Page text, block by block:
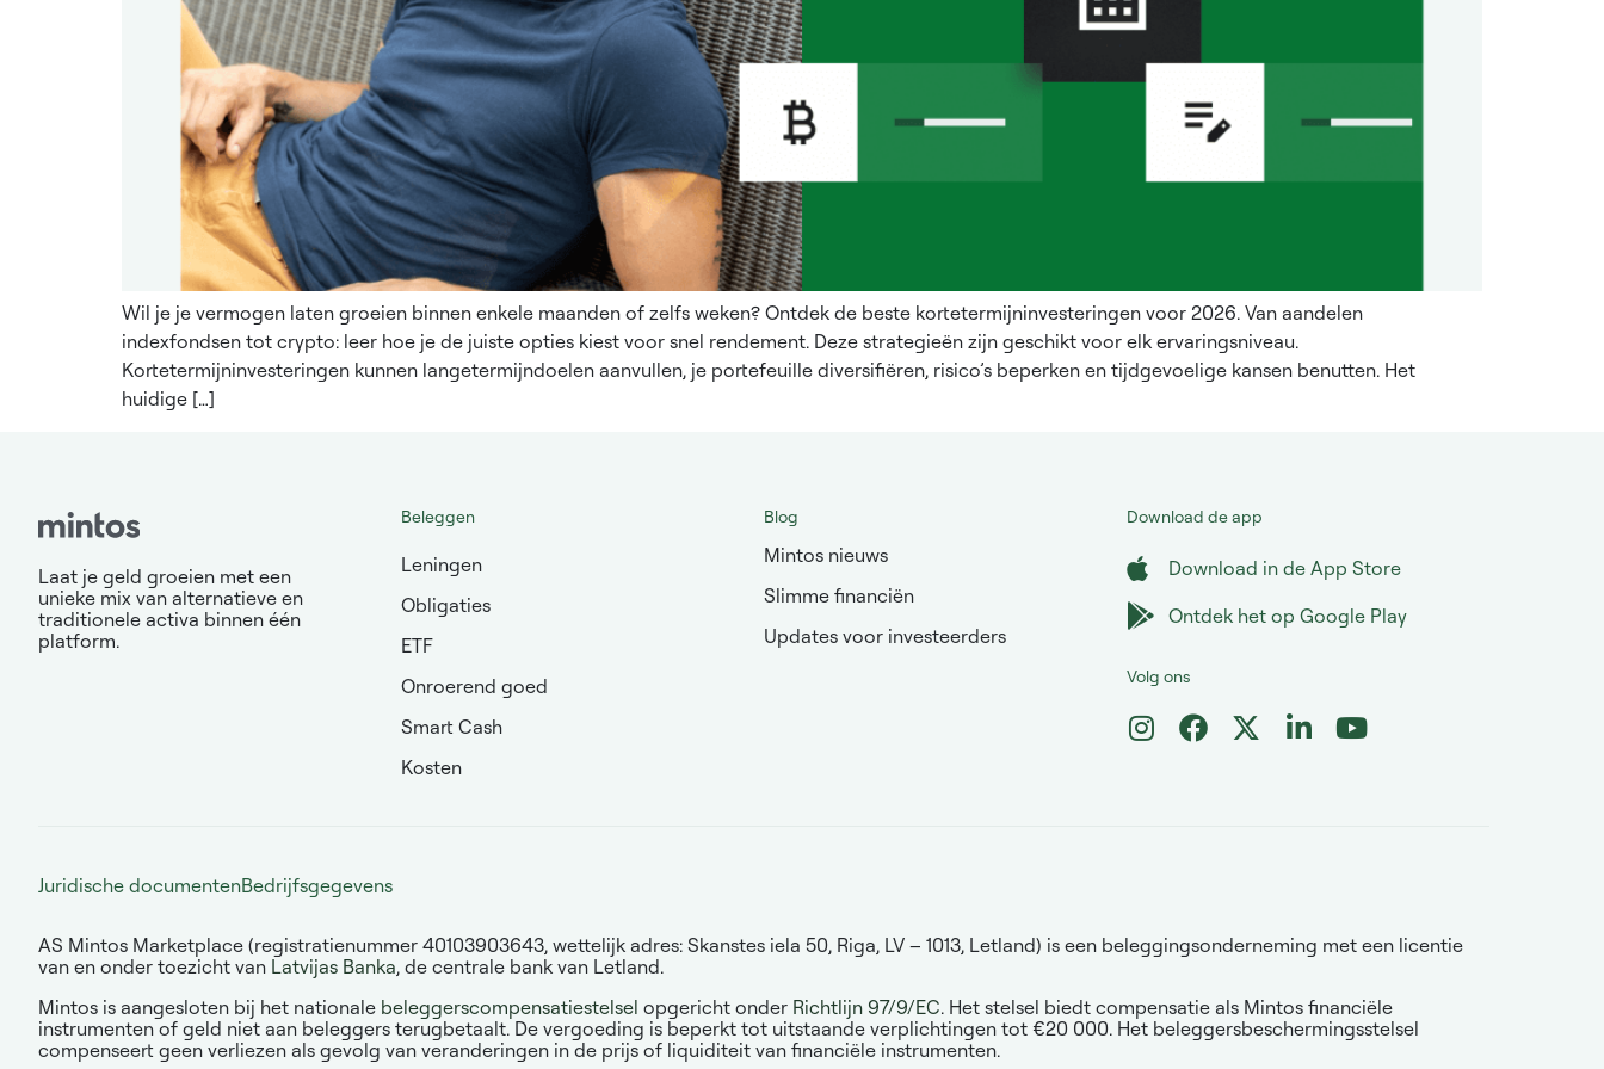
Wil je je vermogen laten groeien binnen enkele maanden of zelfs weken? Ontdek de beste kortetermijninvesteringen voor 2026. Van aandelen
indexfondsen tot crypto: leer hoe je de juiste opties kiest voor snel rendement. Deze strategieën zijn geschikt voor elk ervaringsniveau.
Kortetermijninvesteringen kunnen langetermijndoelen aanvullen, je portefeuille diversifiëren, risico’s beperken en tijdgevoelige kansen benutten. Het
huidige […]
Laat je geld groeien met een
unieke mix van alternatieve en
traditionele activa binnen één
platform.
Beleggen
Leningen
Obligaties
ETF
Onroerend goed
Smart Cash
Kosten
Blog
Mintos nieuws
Slimme financiën
Updates voor investeerders
Download de app
Download in de App Store
Ontdek het op Google Play
Volg ons
Juridische documentenBedrijfsgegevens
AS Mintos Marketplace (registratienummer 40103903643, wettelijk adres: Skanstes iela 50, Riga, LV – 1013, Letland) is een beleggingsonderneming met een licentie
van en onder toezicht van Latvijas Banka, de centrale bank van Letland.
Mintos is aangesloten bij het nationale beleggerscompensatiestelsel opgericht onder Richtlijn 97/9/EC. Het stelsel biedt compensatie als Mintos financiële
instrumenten of geld niet aan beleggers terugbetaalt. De vergoeding is beperkt tot uitstaande verplichtingen tot €20 000. Het beleggersbeschermingsstelsel
compenseert geen verliezen als gevolg van veranderingen in de prijs of liquiditeit van financiële instrumenten.